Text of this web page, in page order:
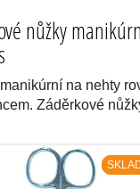
nůžky
na nehty
Záděrkové